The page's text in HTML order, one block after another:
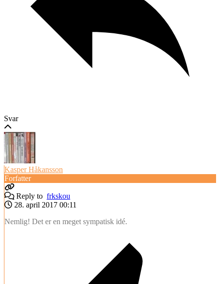
Svar
Kasper Håkansson
Forfatter
Reply to frkskou
28. april 2017 00:11
Nemlig! Det er en meget sympatisk idé.